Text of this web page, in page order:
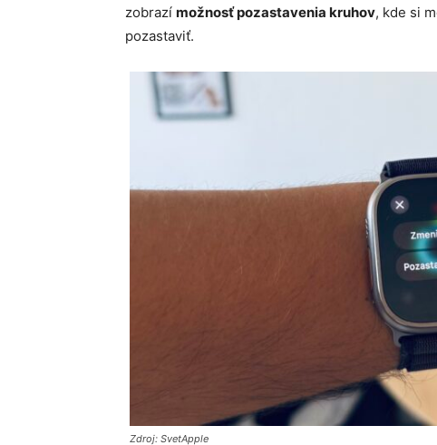
zobrazí možnosť pozastavenia kruhov, kde si
pozastaviť.
Zdroj: SvetApple